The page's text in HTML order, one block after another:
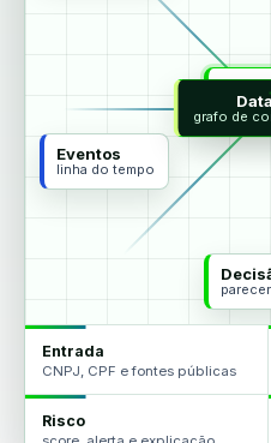
Eventos
linha do tempo
agentes
parecer
grafo de
Entrada
CNPJ, CPF e fontes públicas
Risco